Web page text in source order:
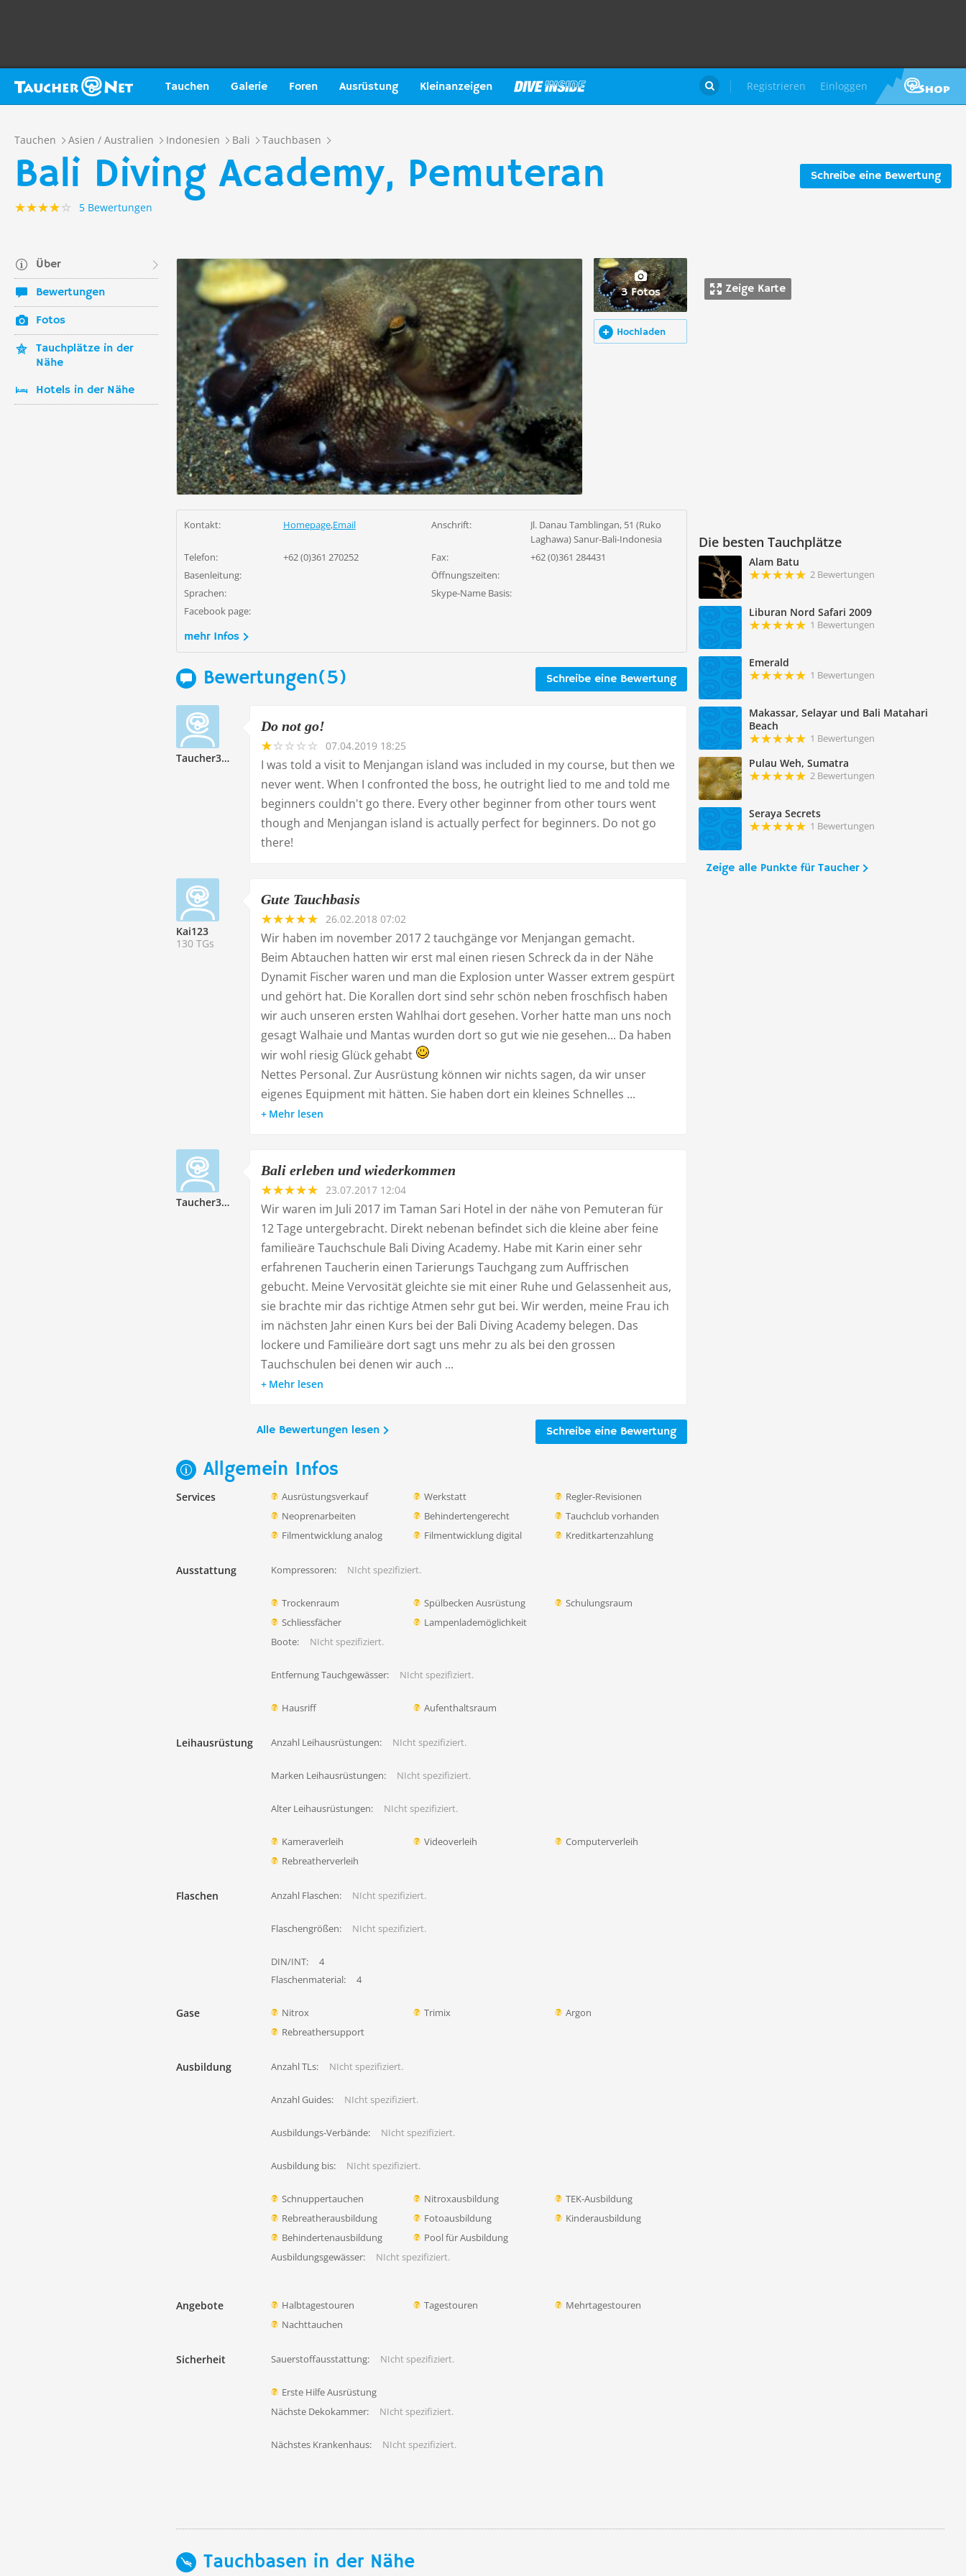
Tauchen Galerie Foren Ausrüstung Kleinanzeigen Registrieren Einloggen

Tauchen Asien / Australien Indonesien Bali Tauchbasen
Schreibe eine Bewertung
Bali Diving Academy, Pemuteran
5 Bewertungen
Über
Bewertungen
Fotos
Tauchplätze in der
Nähe
Hotels in der Nähe
Zeige Karte
Die besten Tauchplätze
Alam Batu
2 Bewertungen
Liburan Nord Safari 2009
1 Bewertungen
Emerald
1 Bewertungen
Makassar, Selayar und Bali Matahari
Beach
1 Bewertungen
Pulau Weh, Sumatra
2 Bewertungen
Seraya Secrets
1 Bewertungen
Zeige alle Punkte für Taucher
3 Fotos
Hochladen
Kontakt: Homepage,Email Anschrift:
Jl. Danau Tamblingan, 51 (Ruko
Laghawa) Sanur-Bali-Indonesia
Telefon:
+62 (0)361 270252 Fax:
+62 (0)361 284431
Basenleitung:
Öffnungszeiten:
Sprachen:
Skype-Name Basis:
Facebook page:
mehr Infos
Schreibe eine Bewertung
Bewertungen(5)
Taucher327499
Do not go!
07.04.2019 18:25
I was told a visit to Menjangan island was included in my course, but then we
never went. When I confronted the boss, he outright lied to me and told me
beginners couldn't go there. Every other beginner from other tours went
though and Menjangan island is actually perfect for beginners. Do not go
there!
Kai123
130 TGs
Gute Tauchbasis
26.02.2018 07:02
Wir haben im november 2017 2 tauchgänge vor Menjangan gemacht.
Beim Abtauchen hatten wir erst mal einen riesen Schreck da in der Nähe
Dynamit Fischer waren und man die Explosion unter Wasser extrem gespürt
und gehört hat. Die Korallen dort sind sehr schön neben froschfisch haben
wir auch unseren ersten Wahlhai dort gesehen. Vorher hatte man uns noch
gesagt Walhaie und Mantas wurden dort so gut wie nie gesehen... Da haben
wir wohl riesig Glück gehabt
Nettes Personal. Zur Ausrüstung können wir nichts sagen, da wir unser
eigenes Equipment mit hätten. Sie haben dort ein kleines Schnelles ...
Mehr lesen
Taucher320395
Bali erleben und wiederkommen
23.07.2017 12:04
Wir waren im Juli 2017 im Taman Sari Hotel in der nähe von Pemuteran für
12 Tage untergebracht. Direkt nebenan befindet sich die kleine aber feine
familieäre Tauchschule Bali Diving Academy. Habe mit Karin einer sehr
erfahrenen Taucherin einen Tarierungs Tauchgang zum Auffrischen
gebucht. Meine Vervosität gleichte sie mit einer Ruhe und Gelassenheit aus,
sie brachte mir das richtige Atmen sehr gut bei. Wir werden, meine Frau ich
im nächsten Jahr einen Kurs bei der Bali Diving Academy belegen. Das
lockere und Familieäre dort sagt uns mehr zu als bei den grossen
Tauchschulen bei denen wir auch ...
Mehr lesen
Schreibe eine Bewertung
Alle Bewertungen lesen
Allgemein Infos
Services Ausrüstungsverkauf Werkstatt
Regler-Revisionen
Neoprenarbeiten
Behindertengerecht
Tauchclub vorhanden
Filmentwicklung analog
Filmentwicklung digital Kreditkartenzahlung
Ausstattung Kompressoren: NIcht spezifiziert.
Trockenraum Spülbecken Ausrüstung
Schulungsraum
Schliessfächer
Lampenlademöglichkeit
Boote:
NIcht spezifiziert.
Entfernung Tauchgewässer: NIcht spezifiziert.
Hausriff Aufenthaltsraum
Leihausrüstung Anzahl Leihausrüstungen: NIcht spezifiziert.
Marken Leihausrüstungen: NIcht spezifiziert.
Alter Leihausrüstungen: NIcht spezifiziert.
Kameraverleih Videoverleih
Computerverleih
Rebreatherverleih
Flaschen Anzahl Flaschen: NIcht spezifiziert.
Flaschengrößen: NIcht spezifiziert.
DIN/INT:
4
Flaschenmaterial:
4
Gase Nitrox Trimix
Argon
Rebreathersupport
Ausbildung Anzahl TLs: NIcht spezifiziert.
Anzahl Guides: NIcht spezifiziert.
Ausbildungs-Verbände: NIcht spezifiziert.
Ausbildung bis: NIcht spezifiziert.
Schnuppertauchen Nitroxausbildung
TEK-Ausbildung
Rebreatherausbildung
Fotoausbildung
Kinderausbildung
Behindertenausbildung
Pool für Ausbildung
Ausbildungsgewässer:
NIcht spezifiziert.
Angebote Halbtagestouren Tagestouren
Mehrtagestouren
Nachttauchen
Sicherheit Sauerstoffausstattung: NIcht spezifiziert.
Erste Hilfe Ausrüstung
Nächste Dekokammer:
NIcht spezifiziert.
Nächstes Krankenhaus: NIcht spezifiziert.
Tauchbasen in der Nähe